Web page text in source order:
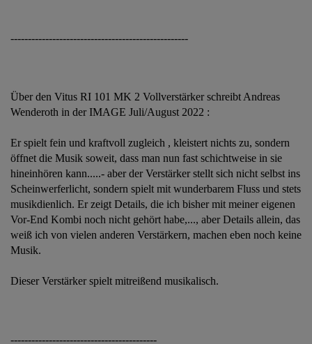
---------------------------------------------------
Über den Vitus RI 101 MK 2 Vollverstärker schreibt Andreas
Wenderoth in der IMAGE Juli/August 2022 :
Er spielt fein und kraftvoll zugleich , kleistert nichts zu, sondern
öffnet die Musik soweit, dass man nun fast schichtweise in sie
hineinhören kann.....- aber der Verstärker stellt sich nicht selbst ins
Scheinwerferlicht, sondern spielt mit wunderbarem Fluss und stets
musikdienlich. Er zeigt Details, die ich bisher mit meiner eigenen
Vor-End Kombi noch nicht gehört habe,..., aber Details allein, das
weiß ich von vielen anderen Verstärkern, machen eben noch keine
Musik.
Dieser Verstärker spielt mitreißend musikalisch.
------------------------------------------